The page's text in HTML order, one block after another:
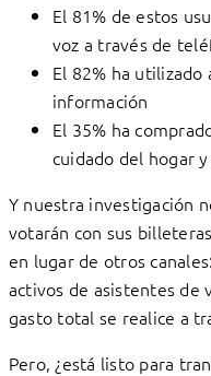
El 81% de estos
voz a través de
El 82% ha utilizado
información
El 35% ha
cuidado del hogar
Y nuestra investigación
votarán con sus
en lugar de otros
activos de asistentes de
gasto total se realice a
Pero, ¿está listo para